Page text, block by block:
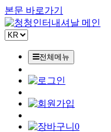
본문 바로가기
전체메뉴
0